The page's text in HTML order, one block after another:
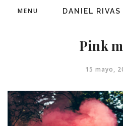
DANIEL
MENU
Pink
15 mayo,